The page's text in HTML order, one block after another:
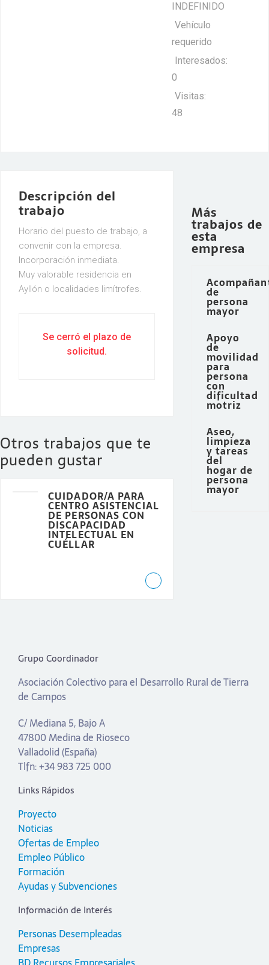
INDEFINIDO
Vehículo
requerido
Interesados:
0
Visitas:
48
Descripción del
trabajo
Horario del puesto de trabajo, a
convenir con la empresa.
Incorporación inmediata.
Muy valorable residencia en
Ayllón o localidades limítrofes.
Se cerró el plazo de
solicitud.
Otros trabajos que te
pueden gustar
CUIDADOR/A PARA
CENTRO ASISTENCIAL
DE PERSONAS CON
DISCAPACIDAD
INTELECTUAL EN
CUÉLLAR
Más
trabajos de
esta
empresa
de
persona
mayor
Apoyo
de
movilidad
para
persona
con
dificultad
motriz
Aseo,
limpieza
y tareas
del
hogar de
persona
mayor
Grupo Coordinador
Asociación Colectivo para el Desarrollo Rural de Tierra
de Campos
C/ Mediana 5, Bajo A
47800 Medina de Rioseco
Valladolid (España)
Tlfn: +34 983 725 000
Links Rápidos
Proyecto
Noticias
Ofertas de Empleo
Empleo Público
Formación
Ayudas y Subvenciones
Información de Interés
Personas Desempleadas
Empresas